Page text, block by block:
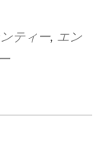
ティー, エン